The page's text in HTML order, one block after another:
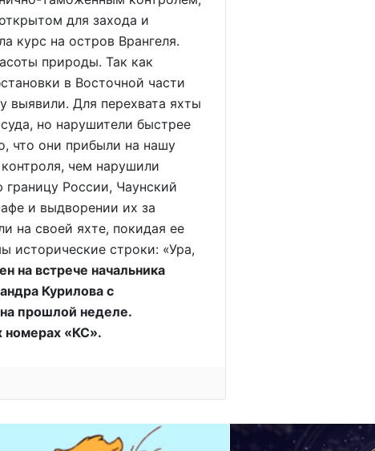
для захода и
курс на остров Врангеля.
природы. Так как
в Восточной части
выявили. Для перехвата яхты
но нарушители быстрее
что они прибыли на нашу
чем нарушили
границу России, Чаунский
и выдворении их за
на своей яхте, покидая ее
исторические строки: «Ура,
на встрече начальника
Курилова с
прошлой неделе.
номерах «КС».